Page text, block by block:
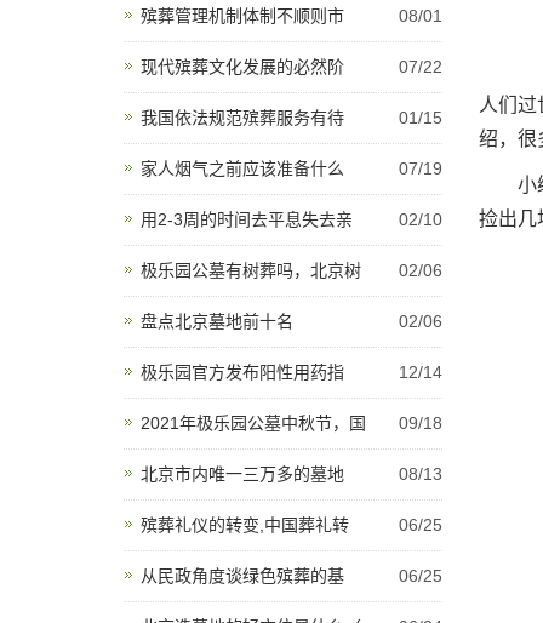
人们
绍，很
小编
捡出几
殡葬管理机制体制不顺则市 08/01
现代殡葬文化发展的必然阶 07/22
我国依法规范殡葬服务有待 01/15
家人烟气之前应该准备什么 07/19
用2-3周的时间去平息失去亲 02/10
极乐园公墓有树葬吗，北京树 02/06
盘点北京墓地前十名 02/06
极乐园官方发布阳性用药指 12/14
2021年极乐园公墓中秋节，国 09/18
北京市内唯一三万多的墓地 08/13
殡葬礼仪的转变,中国葬礼转 06/25
从民政角度谈绿色殡葬的基 06/25